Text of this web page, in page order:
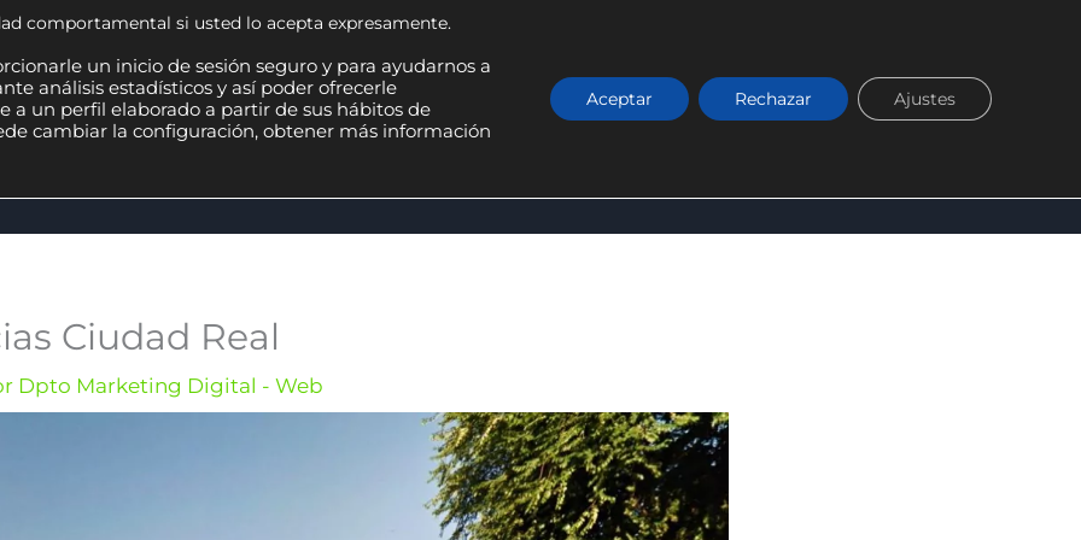
Ciudad Real
Dpto Marketing Digital - Web
comportamental si usted lo acepta expresamente.
un inicio de sesión seguro y para ayudarnos a
análisis estadísticos y así poder ofrecerle
a un perfil elaborado a partir de sus hábitos de
cambiar la configuración, obtener más información
Aceptar Rechazar Ajustes